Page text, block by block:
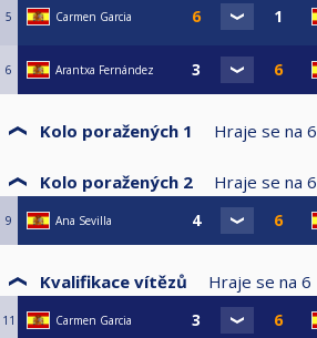
5 Carmen Garcia
6 Arantxa Fernández
Kolo poražených 1 Hraje se na 6
Kolo poražených 2 Hraje se na 6
9 Ana Sevilla
Kvalifikace vítězů Hraje se na 6
11 Carmen Garcia